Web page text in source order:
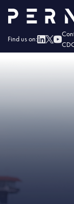
Find us on:
Home »IMG – PERN: